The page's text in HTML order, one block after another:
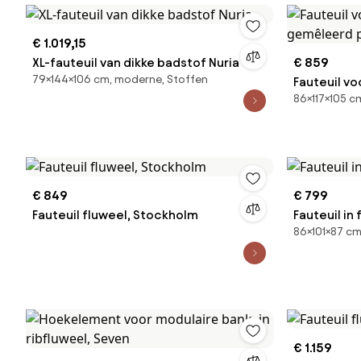
€ 1.019,15
XL-fauteuil van dikke badstof Nuria
79×144×106 cm, moderne, Stoffen
€ 859
Fauteuil
86×117×105
€ 849
Fauteuil fluweel, Stockholm
€ 799
Fauteuil in
86×101×87
€ 1.159